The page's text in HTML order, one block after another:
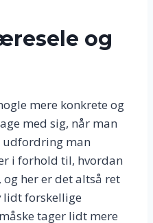
og
mere konkrete og
med sig, når man
udfordring man
i forhold til, hvordan
og her er det altså ret
lidt forskellige
tager lidt mere